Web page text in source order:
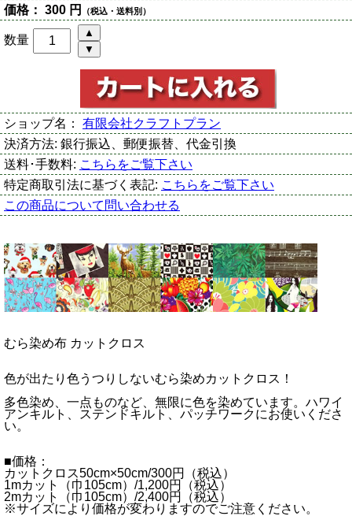
価格： 300 円 （税込・送料別）
数量
ショップ名： 有限会社クラフトプラン
決済方法: 銀行振込、郵便振替、代金引換
送料･手数料: こちらをご覧下さい
特定商取引法に基づく表記: こちらをご覧下さい
この商品について問い合わせる
むら染め布 カットクロス
色が出たり色うつりしないむら染めカットクロス！
多色染め、一点ものなど、無限に色を染めています。ハワイ
アンキルト、ステンドキルト、パッチワークにお使いくださ
い。
■価格：
カットクロス50cm×50cm/300円（税込）
1mカット（巾105cm）/1,200円（税込）
2mカット（巾105cm）/2,400円（税込）
※サイズにより価格が変わりますのでご注意ください。